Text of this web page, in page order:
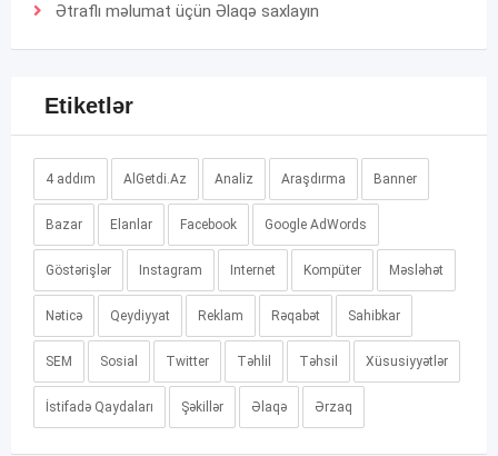
Ətraflı məlumat üçün Əlaqə saxlayın
Etiketlər
4 addım AlGetdi.Az Analiz Araşdırma Banner
Bazar Elanlar Facebook Google AdWords
Göstərişlər Instagram Internet Kompüter Məsləhət
Nəticə Qeydiyyat Reklam Rəqabət Sahibkar
SEM Sosial Twitter Təhlil Təhsil Xüsusiyyətlər
İstifadə Qaydaları Şəkillər Əlaqə Ərzaq